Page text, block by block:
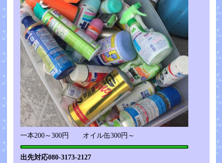
一本200～300円 オイル缶300円～
出先対応080-3173-2127